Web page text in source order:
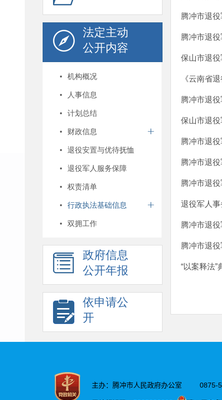
法定主动
公开内容
机构概况
人事信息
计划总结
财政信息
退役安置与优待抚恤
退役军人服务保障
权责清单
行政执法基础信息
双拥工作
政府信息
公开年报
依申请公
开
腾冲市退
腾冲市退
保山市退
《云南省
腾冲市退
保山市退
腾冲市退
腾冲市退
腾冲市退
退役军人事
腾冲市退
腾冲市退
“以案释法